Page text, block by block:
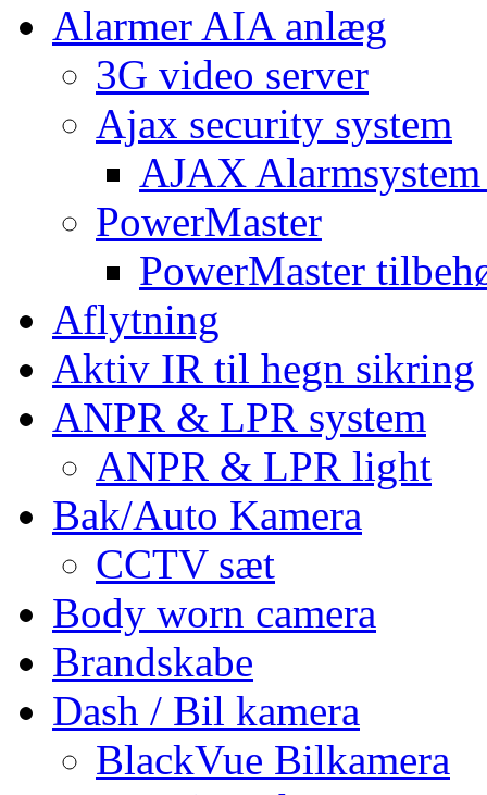
Alarmer AIA anlæg
3G video server
Ajax security system
AJAX
PowerMaster
PowerMaster
Aflytning
Aktiv IR til hegn sikring
ANPR & LPR system
ANPR & LPR light
Bak/Auto Kamera
CCTV sæt
Body worn camera
Brandskabe
Dash / Bil kamera
BlackVue Bilkamera